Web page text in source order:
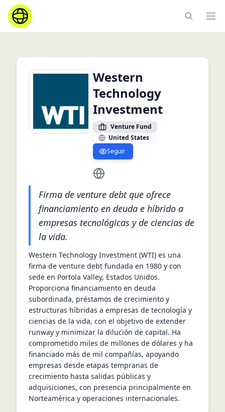
Western
Technology
Investment
Venture Fund
United States
Seguir
https://www.westerntech.com/
Firma de venture debt que ofrece
financiamiento en deuda e híbrido a
empresas tecnológicas y de ciencias de
la vida.
Western Technology Investment (WTI) es una
firma de venture debt fundada en 1980 y con
sede en Portola Valley, Estados Unidos.
Proporciona financiamiento en deuda
subordinada, préstamos de crecimiento y
estructuras híbridas a empresas de tecnología y
ciencias de la vida, con el objetivo de extender
runway y minimizar la dilución de capital. Ha
comprometido miles de millones de dólares y ha
financiado más de mil compañías, apoyando
empresas desde etapas tempranas de
crecimiento hasta salidas públicas y
adquisiciones, con presencia principalmente en
Norteamérica y operaciones internacionales.